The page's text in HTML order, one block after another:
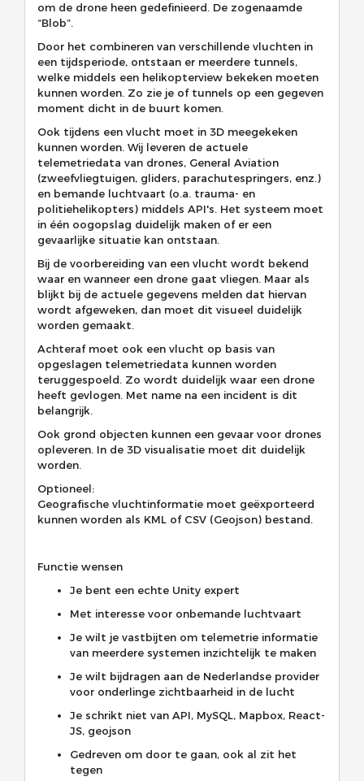
om de drone heen gedefinieerd. De zogenaamde
“Blob”.
Door het combineren van verschillende vluchten in
een tijdsperiode, ontstaan er meerdere tunnels,
welke middels een helikopterview bekeken moeten
kunnen worden. Zo zie je of tunnels op een gegeven
moment dicht in de buurt komen.
Ook tijdens een vlucht moet in 3D meegekeken
kunnen worden. Wij leveren de actuele
telemetriedata van drones, General Aviation
(zweefvliegtuigen, gliders, parachutespringers, enz.)
en bemande luchtvaart (o.a. trauma- en
politiehelikopters) middels API's. Het systeem moet
in één oogopslag duidelijk maken of er een
gevaarlijke situatie kan ontstaan.
Bij de voorbereiding van een vlucht wordt bekend
waar en wanneer een drone gaat vliegen. Maar als
blijkt bij de actuele gegevens melden dat hiervan
wordt afgeweken, dan moet dit visueel duidelijk
worden gemaakt.
Achteraf moet ook een vlucht op basis van
opgeslagen telemetriedata kunnen worden
teruggespoeld. Zo wordt duidelijk waar een drone
heeft gevlogen. Met name na een incident is dit
belangrijk.
Ook grond objecten kunnen een gevaar voor drones
opleveren. In de 3D visualisatie moet dit duidelijk
worden.
Optioneel:
Geografische vluchtinformatie moet geëxporteerd
kunnen worden als KML of CSV (Geojson) bestand.
Functie wensen
Je bent een echte Unity expert
Met interesse voor onbemande luchtvaart
Je wilt je vastbijten om telemetrie informatie
van meerdere systemen inzichtelijk te maken
Je wilt bijdragen aan de Nederlandse provider
voor onderlinge zichtbaarheid in de lucht
Je schrikt niet van API, MySQL, Mapbox, React-
JS, geojson
Gedreven om door te gaan, ook al zit het
tegen